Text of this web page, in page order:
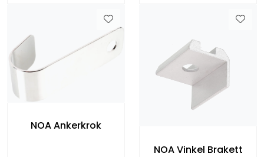
NOA Ankerkrok
NOA Vinkel Brakett